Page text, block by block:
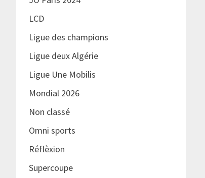
LCD
Ligue des champions
Ligue deux Algérie
Ligue Une Mobilis
Mondial 2026
Non classé
Omni sports
Réflèxion
Supercoupe